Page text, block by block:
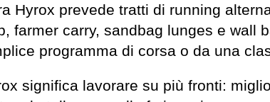
Hyrox prevede tratti di running
farmer carry, sandbag lunges e wall
programma di corsa o da una
significa lavorare su più fronti: